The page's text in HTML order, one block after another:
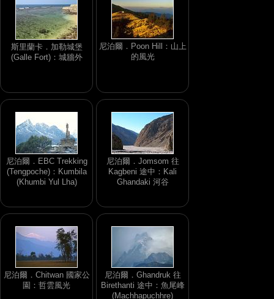
斯里蘭卡．加勒城堡
(Galle Fort)：城牆外
尼泊爾．Poon Hill：山上
的風光
尼泊爾．EBC Trekking
(Tengpoche)：Kumbila
(Khumbi Yul Lha)
尼泊爾．Jomsom 往
Kagbeni 途中：Kali
Ghandaki 河谷
尼泊爾．Chitwan 國家公
園：哲雲風光
尼泊爾．Ghandruk 往
Birethanti 途中：魚尾峰
(Machhapuchhre)